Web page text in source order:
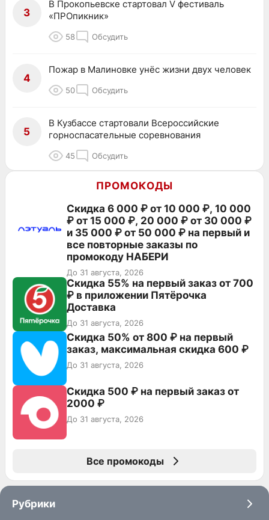
3
В Прокопьевске стартовал V фестиваль
«ПРОпикник»
58 Обсудить
4
Пожар в Малиновке унёс жизни двух человек
50 Обсудить
5
В Кузбассе стартовали Всероссийские
горноспасательные соревнования
45 Обсудить
ПРОМОКОДЫ
Скидка 6 000 ₽ от 10 000 ₽, 10 000
₽ от 15 000 ₽, 20 000 ₽ от 30 000 ₽
и 35 000 ₽ от 50 000 ₽ на первый и
все повторные заказы по
промокоду НАБЕРИ
До 31 августа, 2026
Скидка 55% на первый заказ от 700
₽ в приложении Пятёрочка
Доставка
До 31 августа, 2026
Скидка 50% от 800 ₽ на первый
заказ, максимальная скидка 600 ₽
До 31 августа, 2026
Скидка 500 ₽ на первый заказ от
2000 ₽
До 31 августа, 2026
Все промокоды
Рубрики